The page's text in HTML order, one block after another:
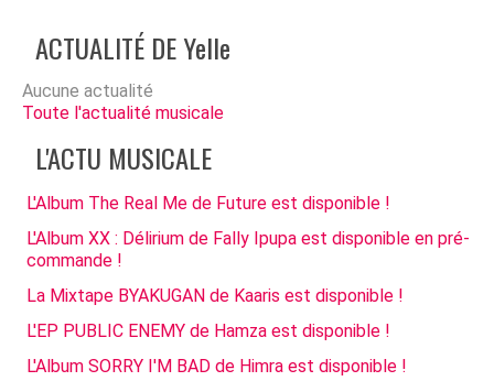
ACTUALITÉ DE Yelle
Aucune actualité
Toute l'actualité musicale
L'ACTU MUSICALE
L'Album The Real Me de Future est disponible !
L'Album XX : Délirium de Fally Ipupa est disponible en pré-
commande !
La Mixtape BYAKUGAN de Kaaris est disponible !
L'EP PUBLIC ENEMY de Hamza est disponible !
L'Album SORRY I'M BAD de Himra est disponible !